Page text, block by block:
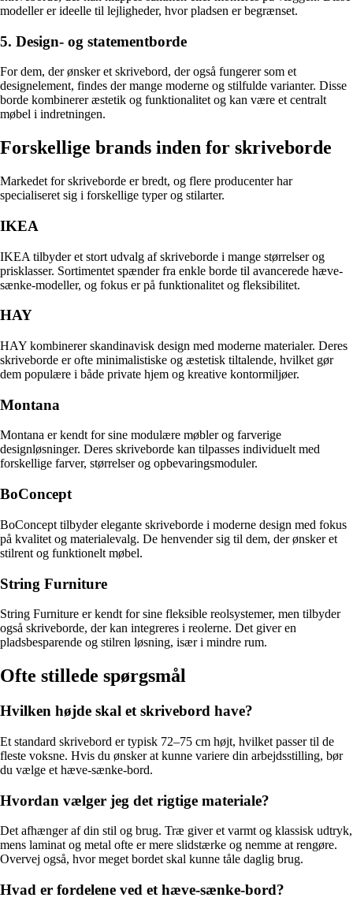
modeller er ideelle til lejligheder, hvor pladsen er begrænset.
5. Design- og statementborde
For dem, der ønsker et skrivebord, der også fungerer som et
designelement, findes der mange moderne og stilfulde varianter. Disse
borde kombinerer æstetik og funktionalitet og kan være et centralt
møbel i indretningen.
Forskellige brands inden for skriveborde
Markedet for skriveborde er bredt, og flere producenter har
specialiseret sig i forskellige typer og stilarter.
IKEA
IKEA tilbyder et stort udvalg af skriveborde i mange størrelser og
prisklasser. Sortimentet spænder fra enkle borde til avancerede hæve-
sænke-modeller, og fokus er på funktionalitet og fleksibilitet.
HAY
HAY kombinerer skandinavisk design med moderne materialer. Deres
skriveborde er ofte minimalistiske og æstetisk tiltalende, hvilket gør
dem populære i både private hjem og kreative kontormiljøer.
Montana
Montana er kendt for sine modulære møbler og farverige
designløsninger. Deres skriveborde kan tilpasses individuelt med
forskellige farver, størrelser og opbevaringsmoduler.
BoConcept
BoConcept tilbyder elegante skriveborde i moderne design med fokus
på kvalitet og materialevalg. De henvender sig til dem, der ønsker et
stilrent og funktionelt møbel.
String Furniture
String Furniture er kendt for sine fleksible reolsystemer, men tilbyder
også skriveborde, der kan integreres i reolerne. Det giver en
pladsbesparende og stilren løsning, især i mindre rum.
Ofte stillede spørgsmål
Hvilken højde skal et skrivebord have?
Et standard skrivebord er typisk 72–75 cm højt, hvilket passer til de
fleste voksne. Hvis du ønsker at kunne variere din arbejdsstilling, bør
du vælge et hæve-sænke-bord.
Hvordan vælger jeg det rigtige materiale?
Det afhænger af din stil og brug. Træ giver et varmt og klassisk udtryk,
mens laminat og metal ofte er mere slidstærke og nemme at rengøre.
Overvej også, hvor meget bordet skal kunne tåle daglig brug.
Hvad er fordelene ved et hæve-sænke-bord?